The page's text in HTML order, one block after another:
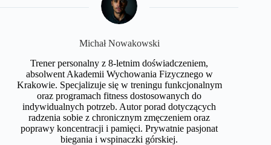
Michał Nowakowski
Trener personalny z 8-letnim doświadczeniem,
absolwent Akademii Wychowania Fizycznego w
Krakowie. Specjalizuje się w treningu funkcjonalnym
oraz programach fitness dostosowanych do
indywidualnych potrzeb. Autor porad dotyczących
radzenia sobie z chronicznym zmęczeniem oraz
poprawy koncentracji i pamięci. Prywatnie pasjonat
biegania i wspinaczki górskiej.​